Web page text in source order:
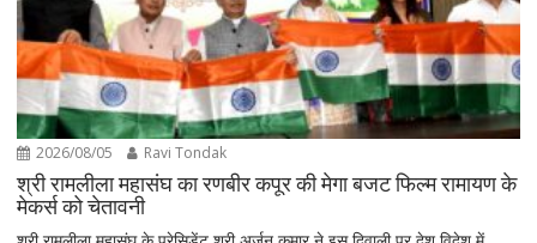
2026/08/05 Ravi Tondak
श्री रामलीला महासंघ का रणबीर कपूर की मेगा बजट फिल्म रामायण के
मेकर्स को चेतावनी